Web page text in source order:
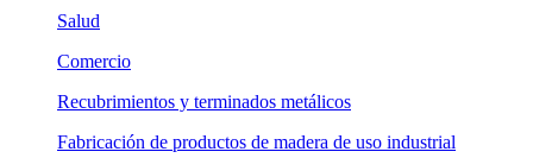
Salud
Comercio
Recubrimientos y terminados metálicos
Fabricación de productos de madera de uso industrial